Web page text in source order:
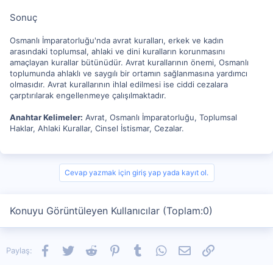
Sonuç
Osmanlı İmparatorluğu'nda avrat kuralları, erkek ve kadın
arasındaki toplumsal, ahlaki ve dini kuralların korunmasını
amaçlayan kurallar bütünüdür. Avrat kurallarının önemi, Osmanlı
toplumunda ahlaklı ve saygılı bir ortamın sağlanmasına yardımcı
olmasıdır. Avrat kurallarının ihlal edilmesi ise ciddi cezalara
çarptırılarak engellenmeye çalışılmaktadır.
Anahtar Kelimeler: Avrat, Osmanlı İmparatorluğu, Toplumsal
Haklar, Ahlaki Kurallar, Cinsel İstismar, Cezalar.
Cevap yazmak için giriş yap yada kayıt ol.
Konuyu Görüntüleyen Kullanıcılar (Toplam:0)
Paylaş: Facebook
TwitterReddit PinterestTumblrWhatsApp
E-postaLink